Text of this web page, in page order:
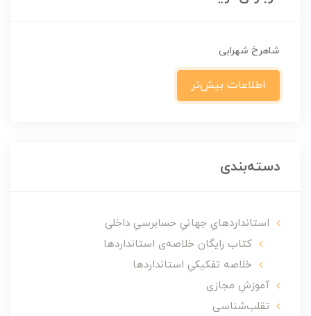
شاهرخ شهرابی
اطلاعات بیش‌تر
دسته‌بندی
استانداردهایِ جهانیِ حسابرسیِ داخلی
کتاب رایگان خلاصه‌ی استانداردها
خلاصه تفکیکیِ استانداردها
آموزشِ مجازی
تقلب‌شناسی